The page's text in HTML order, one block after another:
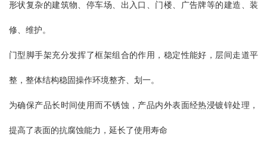
形状复杂的建筑物、停车场、出入口、门楼、广告牌等的建造、装
修、维护。
门型脚手架充分发挥了框架组合的作用，稳定性能好，层间走道平
整，整体结构稳固操作环境整齐、划一。
为确保产品长时间使用而不锈蚀，产品内外表面经热浸镀锌处理，
提高了表面的抗腐蚀能力，延长了使用寿命